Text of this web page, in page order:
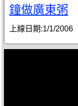
鐘做廣東粥
上線日期:1/1/2006